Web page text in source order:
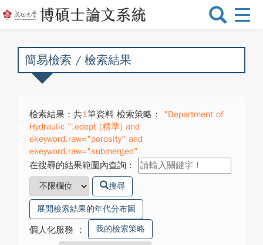
選
換
簡易檢索 / 檢索結果
檢索結果：共1筆資料 檢索策略：
"Department of
Hydraulic ".edept (精準) and
ekeyword.raw="porosity" and
ekeyword.raw="submerged"
在搜尋的結果範圍內查詢：
搜尋
展開檢索結果的年代分布圖
個人化服務 ： 我的檢索策略